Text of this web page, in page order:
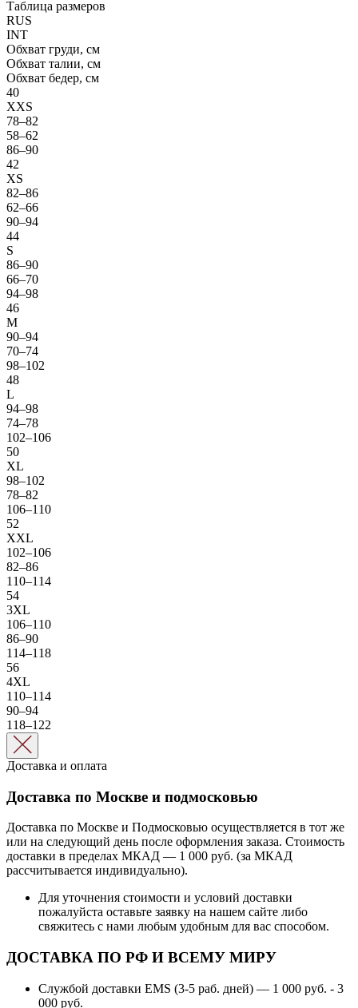
Таблица размеров
RUS
INT
Обхват груди, см
Обхват талии, см
Обхват бедер, см
40
XXS
78–82
58–62
86–90
42
XS
82–86
62–66
90–94
44
S
86–90
66–70
94–98
46
M
90–94
70–74
98–102
48
L
94–98
74–78
102–106
50
XL
98–102
78–82
106–110
52
XXL
102–106
82–86
110–114
54
3XL
106–110
86–90
114–118
56
4XL
110–114
90–94
118–122
Доставка и оплата
Доставка по Москве и подмосковью
Доставка по Москве и Подмосковью осуществляется в тот же
или на следующий день после оформления заказа. Стоимость
доставки в пределах МКАД — 1 000 руб. (за МКАД
рассчитывается индивидуально).
Для уточнения стоимости и условий доставки
пожалуйста оставьте заявку на нашем сайте либо
свяжитесь с нами любым удобным для вас способом.
ДОСТАВКА ПО РФ И ВСЕМУ МИРУ
Службой доставки EMS (3-5 раб. дней) — 1 000 руб. - 3
000 руб.